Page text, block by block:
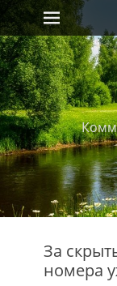
Skip
to
content
Primary Menu
За
номера